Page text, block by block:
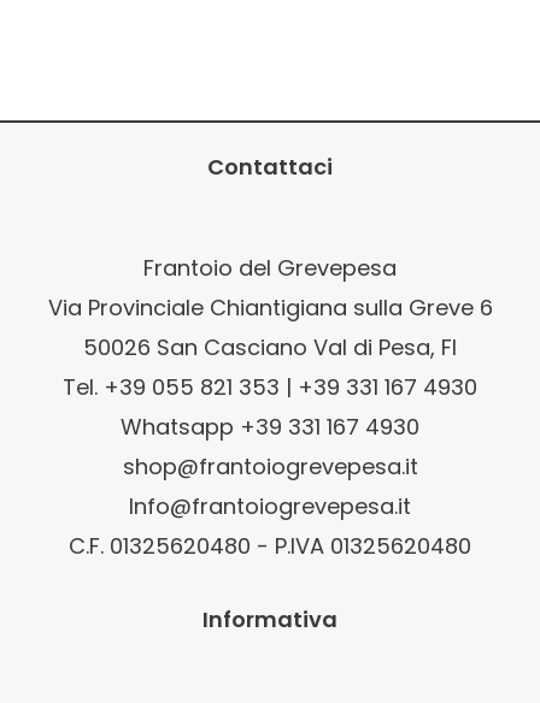
Contattaci
Frantoio del Grevepesa
Via Provinciale Chiantigiana sulla Greve 6
50026 San Casciano Val di Pesa, FI
Tel. +39 055 821 353 | +39 331 167 4930
Whatsapp +39 331 167 4930
shop@frantoiogrevepesa.it
Info@frantoiogrevepesa.it
C.F. 01325620480 - P.IVA 01325620480
Informativa